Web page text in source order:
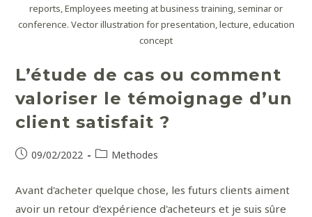
reports, Employees meeting at business training, seminar or
conference. Vector illustration for presentation, lecture, education
concept
L’étude de cas ou comment
valoriser le témoignage d’un
client satisfait ?
09/02/2022 Methodes
Avant d'acheter quelque chose, les futurs clients aiment
avoir un retour d'expérience d'acheteurs et je suis sûre